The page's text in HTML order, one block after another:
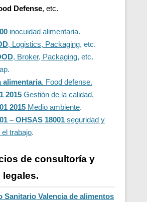
Defense, etc.
inocuidad alimentaria.
, Logistics, Packaging, etc.
, Broker, Packaging, etc.
alimentaria. Food defense.
2015 Gestión de la calidad.
2015 Medio ambiente.
– OHSAS 18001 seguridad y
trabajo.
de consultoría y
Sanitario Valencia de alimentos